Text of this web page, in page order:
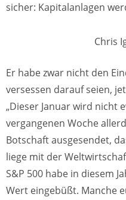
sicher: Kapitalanlagen
Chris
Er habe zwar nicht den
versessen darauf seien,
„Dieser Januar wird nicht
vergangenen Woche
Botschaft ausgesendet,
liege mit der
S&P 500 habe in diesem
Wert eingebüßt. Manche